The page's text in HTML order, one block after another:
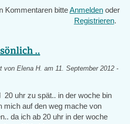
Kommentaren bitteAnmelden oder
Registrieren.
..
von Elena H. am 11. September 2012 -
uhr zu spät.. in der woche bin
mich auf den weg mache von
da ich ab 20 uhr in der woche